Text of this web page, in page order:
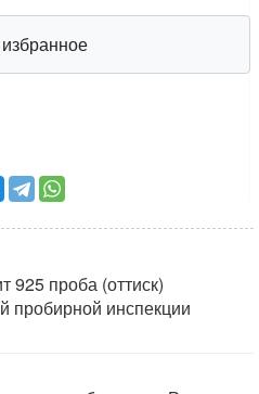
925 проба (оттиск)
пробирной инспекции